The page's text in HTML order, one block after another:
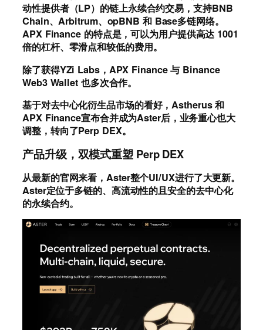
动性提供者（LP）的链上永续合约交易，支持BNB
Chain、Arbitrum、opBNB 和 Base多链网络。
APX Finance 的特点是，可以为用户提供高达 1001
倍的杠杆、零滑点和较低的费用。
除了获得YZi Labs，APX Finance 与 Binance
Web3 Wallet 也多次合作。
基于对去中心化衍生品市场的看好，Astherus 和
APX Finance宣布合并成为Aster后，业务重心也大
调整，转向了Perp DEX。
产品升级，双模式重塑 Perp DEX
从最新的官网来看，Aster整个UI/UX进行了大更新。
Aster定位于多链的、高流动性的且安全的去中心化
的永续合约。